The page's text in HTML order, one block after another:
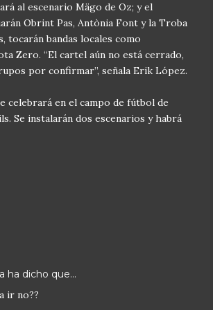
al escenario Mägo de Oz; y el
Obrint Pas, Antònia Font y la Troba
tocarán bandas locales como
Zero. “El cartel aún no está cerrado,
por confirmar”, señala Erik López.
celebrará en el campo de fútbol de
Se instalarán dos escenarios y habrá
ha dicho que…
ir no??